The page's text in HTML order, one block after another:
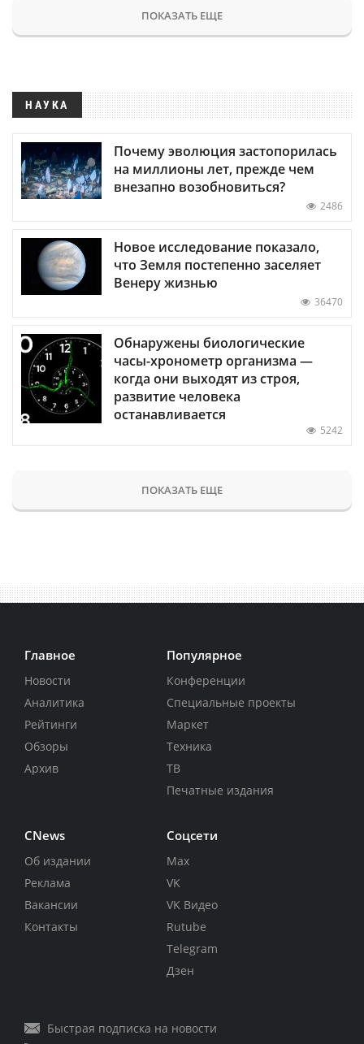
ПОКАЗАТЬ ЕЩЕ
НАУКА
Почему эволюция застопорилась
на миллионы лет, прежде чем
внезапно возобновиться?
2486
Новое исследование показало,
что Земля постепенно заселяет
Венеру жизнью
36470
Обнаружены биологические
часы-хронометр организма —
когда они выходят из строя,
развитие человека
останавливается
5242
ПОКАЗАТЬ ЕЩЕ
Главное
Новости
Аналитика
Рейтинги
Обзоры
Архив
Популярное
Конференции
Специальные проекты
Маркет
Техника
ТВ
Печатные издания
CNews
Об издании
Реклама
Вакансии
Контакты
Соцсети
Max
VK
VK Видео
Rutube
Telegram
Дзен
Быстрая подписка на новости